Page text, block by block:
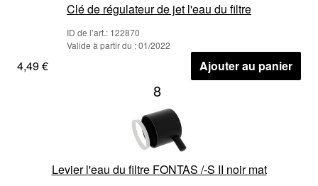
Clé de régulateur de jet l'eau du filtre
ID de l’art.: 122870
Valide à partir du : 01/2022
4,49 € Ajouter au panier
8
Levier l'eau du filtre FONTAS /-S II noir mat